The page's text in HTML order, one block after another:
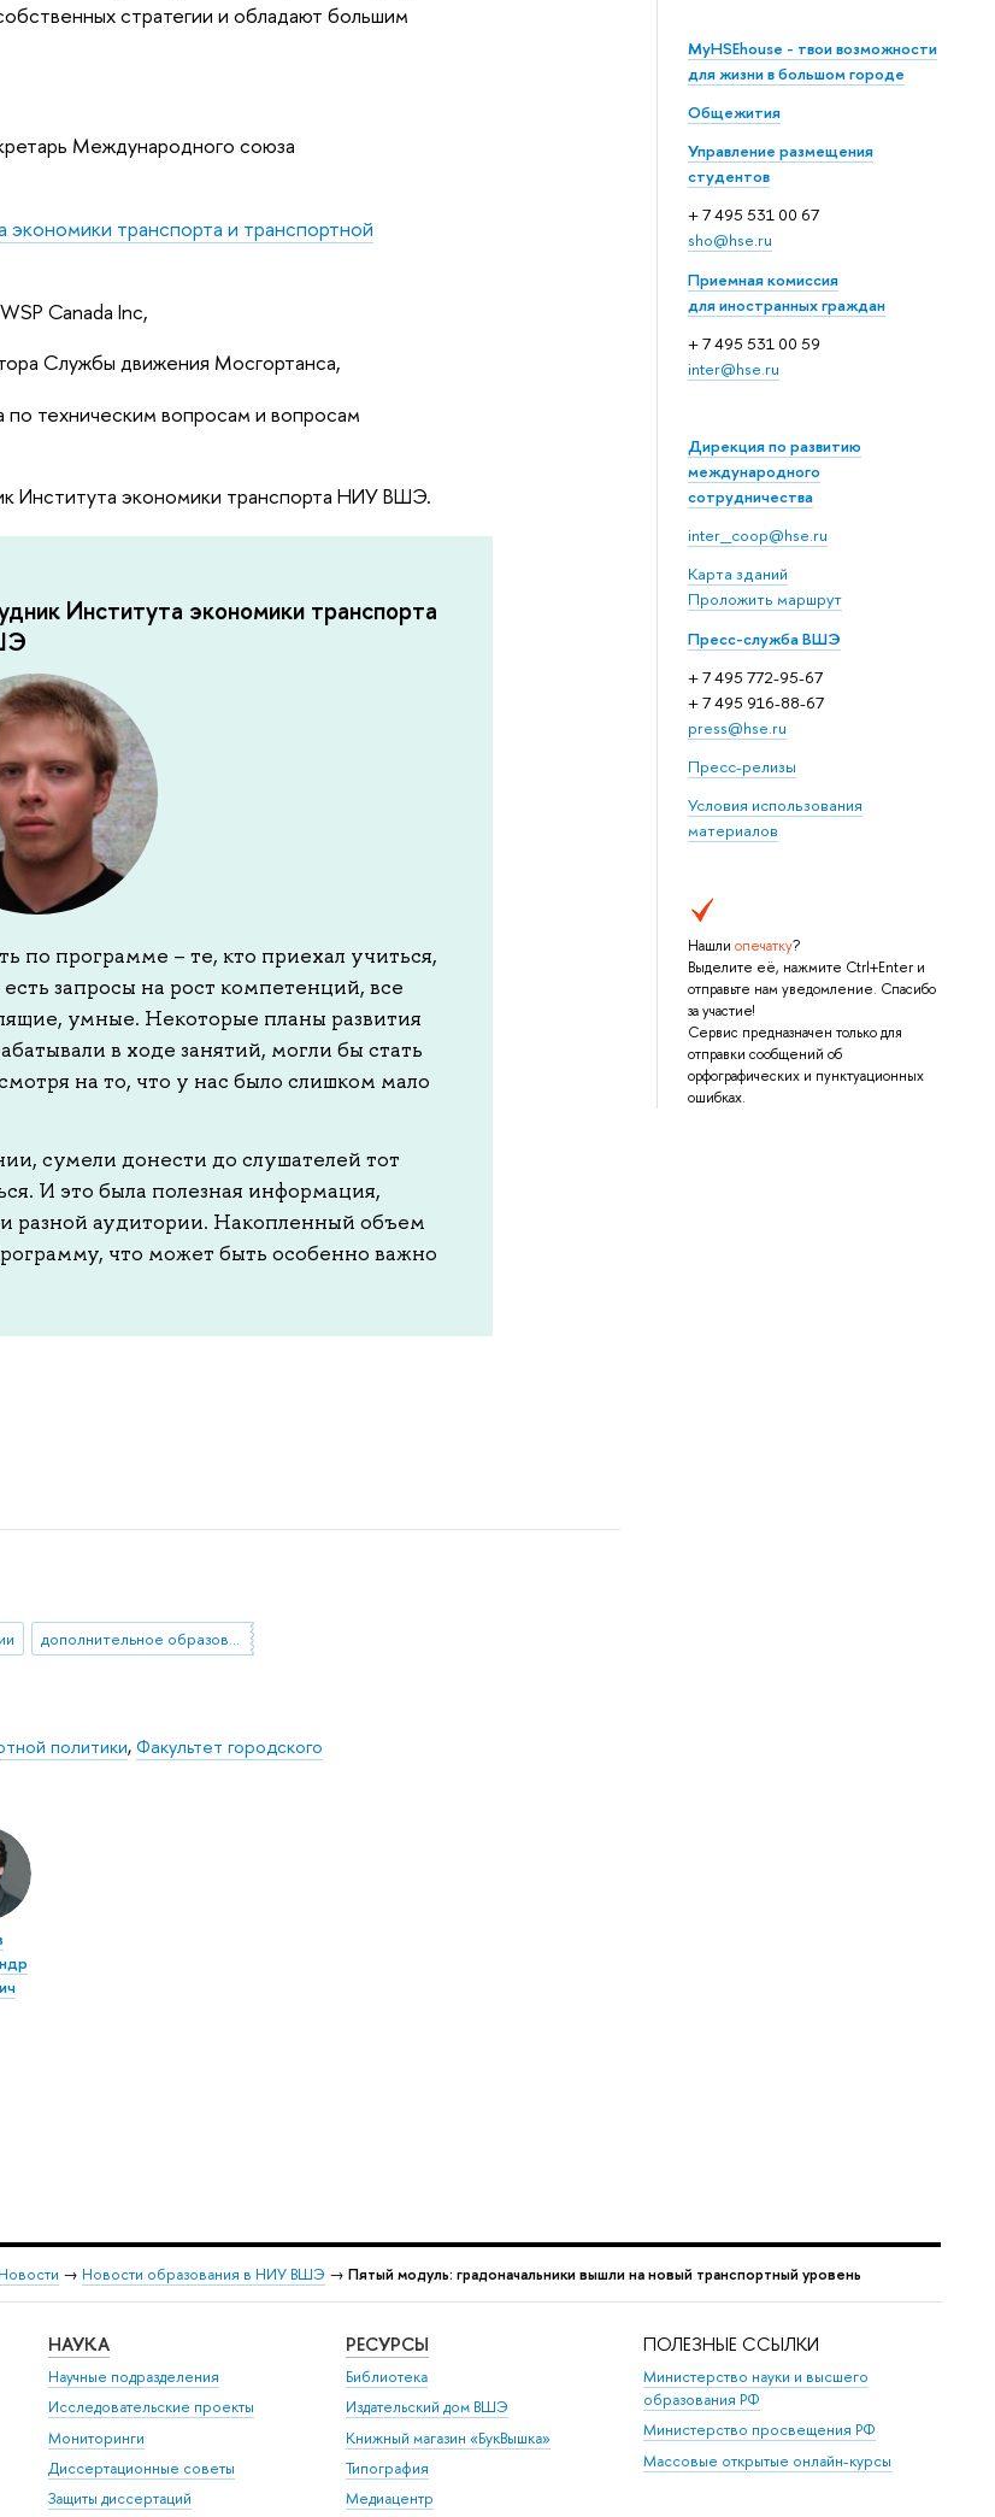
MyHSEhouse - твои возможности
для жизни в большом городе
Общежития
Управление размещения
студентов
+ 7 495 531 00 67
sho@hse.ru
Приемная комиссия
для иностранных граждан
+ 7 495 531 00 59
inter@hse.ru
Дирекция по развитию
международного
сотрудничества
inter_coop@hse.ru
Карта зданий
Проложить маршрут
Пресс-служба ВШЭ
+ 7 495 772-95-67
+ 7 495 916-88-67
press@hse.ru
Пресс-релизы
Условия использования
материалов
Нашли опечатку?
Выделите её, нажмите Ctrl+Enter и
отправьте нам уведомление. Спасибо
за участие!
Сервис предназначен только для
отправки сообщений об
орфографических и пунктуационных
ошибках.
стратегии и обладают большим
Международного союза
экономики транспорта и транспортной
Canada Inc,
Службы движения Мосгортанса,
техническим вопросам и вопросам
Института экономики транспорта НИУ ВШЭ.
Института экономики транспорта
по программе – те, кто приехал учиться,
запросы на рост компетенций, все
умные. Некоторые планы развития
в ходе занятий, могли бы стать
на то, что у нас было слишком мало
сумели донести до слушателей тот
И это была полезная информация,
разной аудитории. Накопленный объем
что может быть особенно важно
дополнительное образование
политики,Факультет городского
Новости → Новости образования в НИУ ВШЭ → Пятый модуль: градоначальники вышли на новый транспортный уровень
НАУКА
Научные подразделения
Исследовательские проекты
Мониторинги
Диссертационные советы
Защиты диссертаций
РЕСУРСЫ
Библиотека
Издательский дом ВШЭ
Книжный магазин «БукВышка»
Типография
Медиацентр
ПОЛЕЗНЫЕ ССЫЛКИ
Министерство науки и высшего
образования РФ
Министерство просвещения РФ
Массовые открытые онлайн-курсы